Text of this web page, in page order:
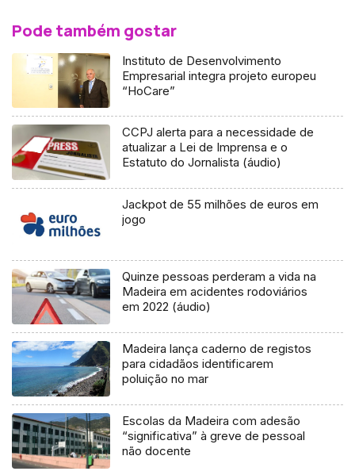
Pode também gostar
Instituto de Desenvolvimento
Empresarial integra projeto europeu
“HoCare”
CCPJ alerta para a necessidade de
atualizar a Lei de Imprensa e o
Estatuto do Jornalista (áudio)
Jackpot de 55 milhões de euros em
jogo
Quinze pessoas perderam a vida na
Madeira em acidentes rodoviários
em 2022 (áudio)
Madeira lança caderno de registos
para cidadãos identificarem
poluição no mar
Escolas da Madeira com adesão
“significativa” à greve de pessoal
não docente